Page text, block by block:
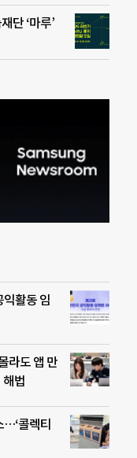
단 ‘마루’
활동 임
라도 앱 만
법
…‘콜렉티